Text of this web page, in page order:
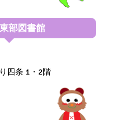
部図書館
四条 1・2階